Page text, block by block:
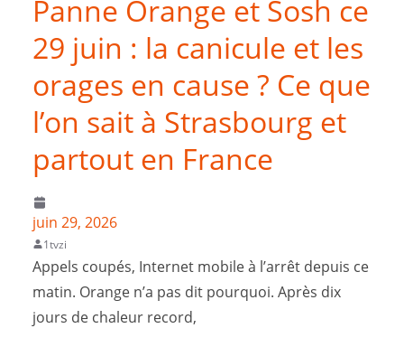
Panne Orange et Sosh ce
29 juin : la canicule et les
orages en cause ? Ce que
l’on sait à Strasbourg et
partout en France
juin 29, 2026
1tvzi
Appels coupés, Internet mobile à l’arrêt depuis ce
matin. Orange n’a pas dit pourquoi. Après dix
jours de chaleur record,